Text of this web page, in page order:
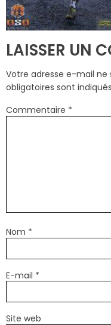
LAISSER UN
Votre adresse e-mail ne
obligatoires sont
Commentaire *
Nom *
E-mail *
Site web